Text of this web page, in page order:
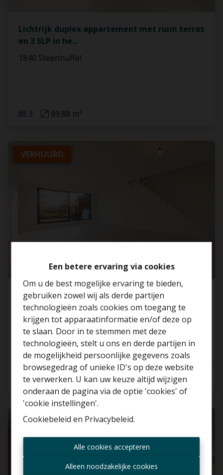
Een betere ervaring via cookies
Om u de best mogelijke ervaring te bieden,
gebruiken zowel wij als derde partijen
technologieën zoals cookies om toegang te
krijgen tot apparaatinformatie en/of deze op
te slaan. Door in te stemmen met deze
technologieën, stelt u ons en derde partijen in
de mogelijkheid persoonlijke gegevens zoals
browsegedrag of unieke ID's op deze website
te verwerken. U kan uw keuze altijd wijzigen
onderaan de pagina via de optie 'cookies' of
'cookie instellingen'.
Cookiebeleid en Privacybeleid.
Alle cookies accepteren
Alleen noodzakelijke cookies
Lichtrijk duplex appartement met ruim terras
en 3 SLP in he...
1840 Steenhuffel
3 89.88 m²
VERHUURD
Stijlvol duplex appartement met 3 SLP en
ruim terras in het...
1840 Steenhuffel
3 106.63 m²
VERHUURD
Benieuwd naar de
waarde van je huis?
Gratis schatting
Altijd als eerste op de
hoogte zijn van nieuwe
aanbiedingen?